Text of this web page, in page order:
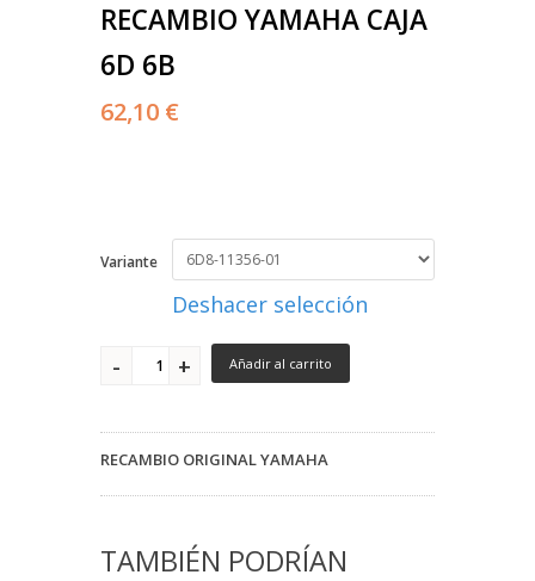
RECAMBIO YAMAHA CAJA
6D 6B
62,10 €
Variante
Deshacer selección
Añadir al carrito
RECAMBIO ORIGINAL YAMAHA
TAMBIÉN PODRÍAN